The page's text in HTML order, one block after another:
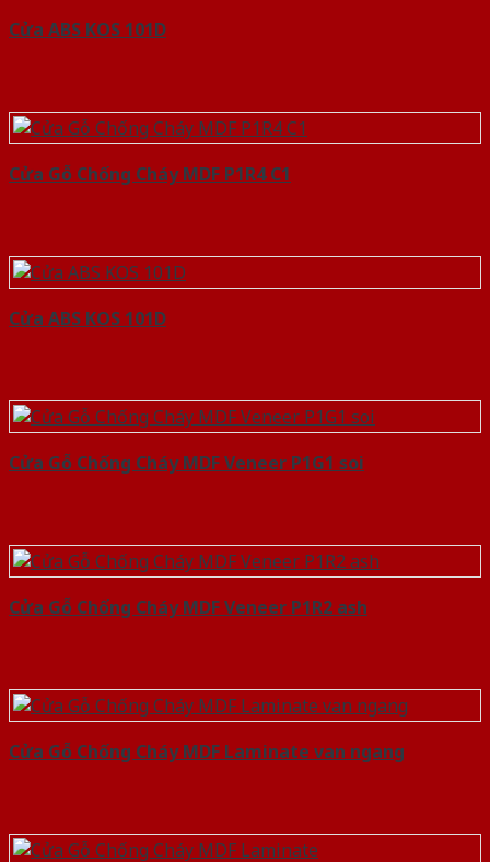
Cửa ABS KOS 101D
Cửa Gỗ Chống Cháy MDF P1R4 C1
Cửa ABS KOS 101D
Cửa Gỗ Chống Cháy MDF Veneer P1G1 soi
Cửa Gỗ Chống Cháy MDF Veneer P1R2 ash
Cửa Gỗ Chống Cháy MDF Laminate van ngang